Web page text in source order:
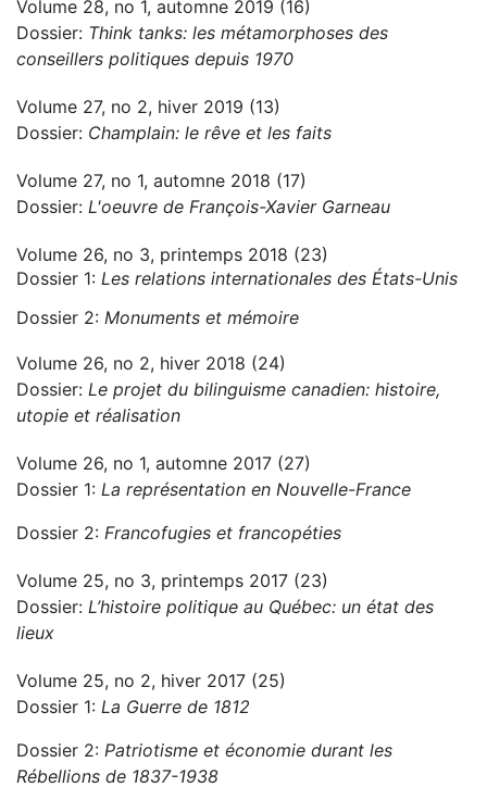
Volume 28, no 1, automne 2019 (16)
Dossier: Think tanks: les métamorphoses des
conseillers politiques depuis 1970
Volume 27, no 2, hiver 2019 (13)
Dossier: Champlain: le rêve et les faits
Volume 27, no 1, automne 2018 (17)
Dossier: L'oeuvre de François-Xavier Garneau
Volume 26, no 3, printemps 2018 (23)
Dossier 1: Les relations internationales des États-Unis
Dossier 2: Monuments et mémoire
Volume 26, no 2, hiver 2018 (24)
Dossier: Le projet du bilinguisme canadien: histoire,
utopie et réalisation
Volume 26, no 1, automne 2017 (27)
Dossier 1: La représentation en Nouvelle-France
Dossier 2: Francofugies et francopéties
Volume 25, no 3, printemps 2017 (23)
Dossier: L’histoire politique au Québec: un état des
lieux
Volume 25, no 2, hiver 2017 (25)
Dossier 1: La Guerre de 1812
Dossier 2: Patriotisme et économie durant les
Rébellions de 1837-1938